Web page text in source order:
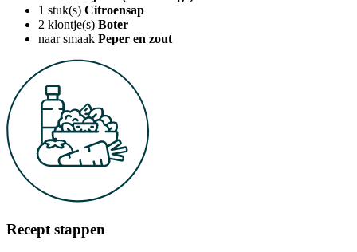
1 stuk(s) Citroensap
2 klontje(s) Boter
naar smaak Peper en zout
Recept stappen